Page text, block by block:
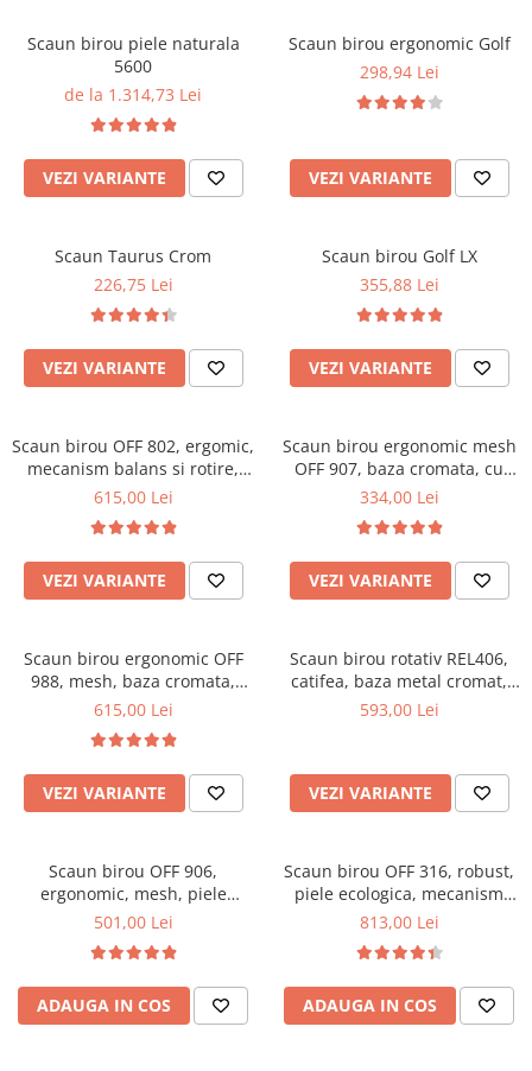
Saltele cu arcuri impachetate
Saltele Memory Pocket
Saltele Memory Foam
Saltele Memory Pocket
Saltele cu plasa arcuri
Saltele cu spuma
Saltele cu spuma poliuretanica
Saltele Latex
Saltele Memory
Saltele 140x200
Saltele 180x200
Top saltele
Top saltele 5 cm
Top saltele 10 cm
Top saltele memory 5 cm
Saltele ieftine
Saltele cu plasa de arcuri
Paturi
Seturi de pat si saltea
Masute de toaleta
Mobilier living
Scaune pentru living
Comode living
Set mese plus scaune
Mobilier birou
Scaune ergonomice
Birouri
Scaune pentru birou
Scaune pentru vizitatori
Mobilier bucatarie
Scaune pentru bucatarie
Mobila bucatarie
Seturi mese si scaune bucatarie
Mobilier hol
Mobila hol
Suporturi si rafturi pantofi
Pantofare
Seturi mobilier hol
Stender haine
Suport pentru umerase
Etajere
Cuiere
Scaune birou
Scaune profesionale
Scaune resigilate
Scaune conferinta
Scaune terasa si outdoor
Scaun birou piele naturala
5600
de la 1.314,73 Lei
VEZI VARIANTE
Scaun birou ergonomic Golf
298,94 Lei
VEZI VARIANTE
Scaun Taurus Crom
226,75 Lei
VEZI VARIANTE
Scaun birou Golf LX
355,88 Lei
VEZI VARIANTE
Scaun birou OFF 802, ergomic,
mecanism balans si rotire,
baza cromata, 110 kg
615,00 Lei
VEZI VARIANTE
Scaun birou ergonomic mesh
OFF 907, baza cromata, cu
tetiera, mecanism de balans,
334,00 Lei
VEZI VARIANTE
Scaun birou ergonomic OFF
988, mesh, baza cromata,
suport lombar, inaltime
110 kg
615,00 Lei
VEZI VARIANTE
Scaun birou rotativ REL406,
catifea, baza metal cromat,
inaltime reglabila, 100 kg
593,00 Lei
VEZI VARIANTE
Scaun birou OFF 906,
ergonomic, mesh, piele
ecologica, cadru cromat,
negru
501,00 Lei
ADAUGA IN COS
Scaun birou OFF 316, robust,
piele ecologica, mecanism
multiblock, suport lombar,
813,00 Lei
ADAUGA IN COS